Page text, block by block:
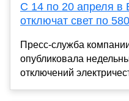
С 14 по 20 апреля в
отключат свет по
Пресс-служба
опубликовала
отключений